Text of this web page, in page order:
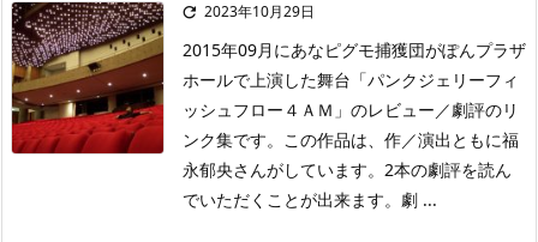
 2023年10月29日
2015年09月にあなピグモ捕獲団がぽんプラザ
ホールで上演した舞台「パンクジェリーフィ
ッシュフロー４ＡＭ」のレビュー／劇評のリ
ンク集です。この作品は、作／演出ともに福
永郁央さんがしています。2本の劇評を読ん
でいただくことが出来ます。劇 ...